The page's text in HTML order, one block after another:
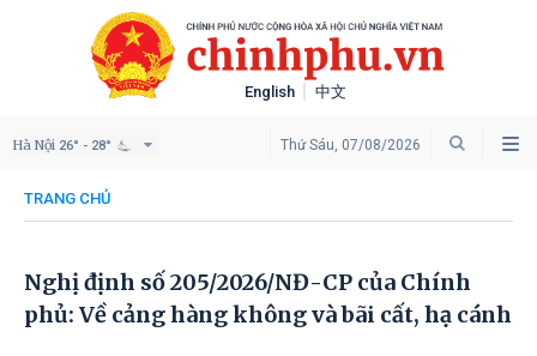
English 中文
Thứ Sáu, 07/08/2026
Hà Nội 26° - 28°
TRANG CHỦ
Nghị định số 205/2026/NĐ-CP của Chính
phủ: Về cảng hàng không và bãi cất, hạ cánh